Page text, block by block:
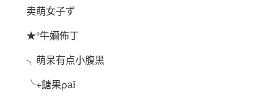
卖萌女子ず
★°牛嬭佈丁
╮萌呆有点小腹黑
╰+餹果ρаī